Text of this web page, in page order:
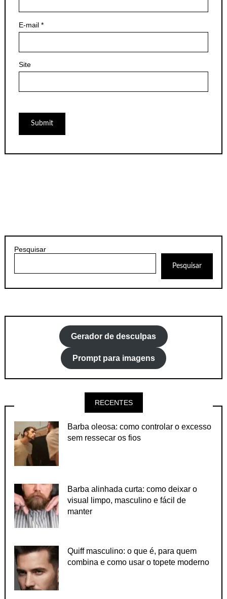
E-mail *
Site
Pesquisar
Pesquisar
Gerador de desculpas
Prompt para imagens
RECENTES
Barba oleosa: como controlar o excesso
sem ressecar os fios
Barba alinhada curta: como deixar o
visual limpo, masculino e fácil de
manter
Quiff masculino: o que é, para quem
combina e como usar o topete moderno